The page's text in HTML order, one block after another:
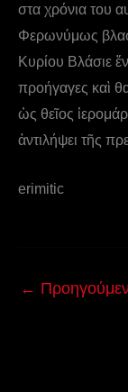
στα χρόνια του
Φερωνύμως
Κυρίου Βλάσιε
προήγαγες καὶ
ὡς θεῖος
ἀντιλήψει τῆς
erimitic
←